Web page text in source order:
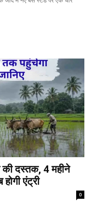
दस्तक, 4 महीने
एंट्री
0